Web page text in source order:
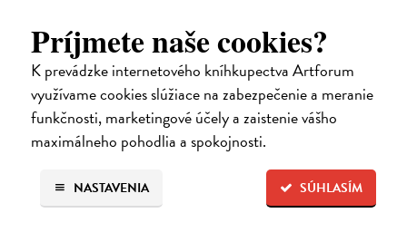
Príjmete naše cookies?
K prevádzke internetového kníhkupectva Artforum
využívame cookies slúžiace na zabezpečenie a meranie
funkčnosti, marketingové účely a zaistenie vášho
maximálneho pohodlia a spokojnosti.
SÚHLASÍM
NASTAVENIA
slovenskej…
Na sklade ?
23,74 €
24,99 € ?